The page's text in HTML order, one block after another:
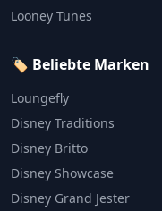
Looney Tunes
🏷️ Beliebte Marken
Loungefly
Disney Traditions
Disney Britto
Disney Showcase
Disney Grand Jester